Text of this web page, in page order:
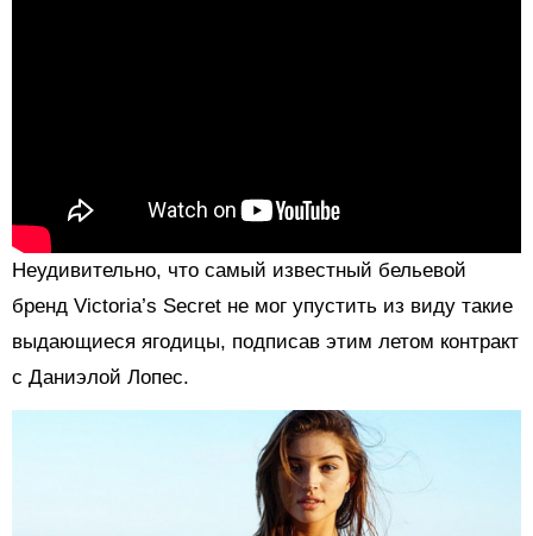
Неудивительно, что самый известный бельевой
бренд Victoria’s Secret не мог упустить из виду такие
выдающиеся ягодицы, подписав этим летом контракт
с Даниэлой Лопес.